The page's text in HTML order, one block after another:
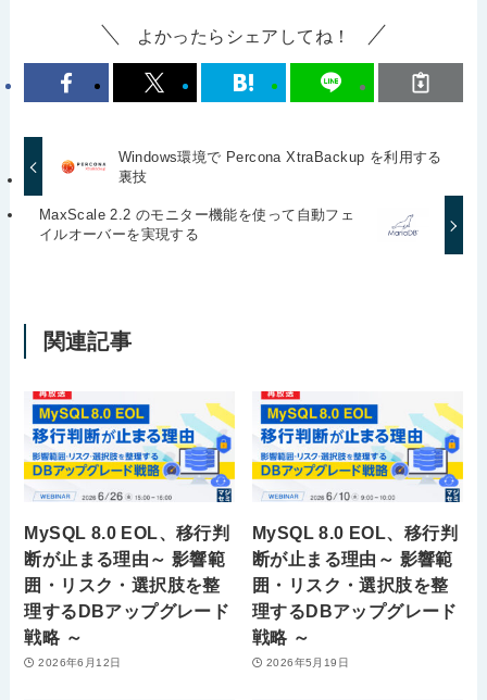
よかったらシェアしてね！
Windows環境で Percona XtraBackup を利用する
裏技
MaxScale 2.2 のモニター機能を使って自動フェ
イルオーバーを実現する
関連記事
MySQL 8.0 EOL、移行判
断が止まる理由～ 影響範
囲・リスク・選択肢を整
理するDBアップグレード
戦略 ～
2026年6月12日
MySQL 8.0 EOL、移行判
断が止まる理由～ 影響範
囲・リスク・選択肢を整
理するDBアップグレード
戦略 ～
2026年5月19日